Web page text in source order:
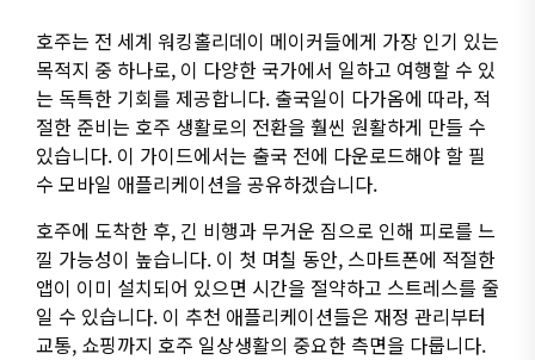
호주는 전 세계 워킹홀리데이 메이커들에게 가장 인기 있는
목적지 중 하나로, 이 다양한 국가에서 일하고 여행할 수 있
는 독특한 기회를 제공합니다. 출국일이 다가옴에 따라, 적
절한 준비는 호주 생활로의 전환을 훨씬 원활하게 만들 수
있습니다. 이 가이드에서는 출국 전에 다운로드해야 할 필
수 모바일 애플리케이션을 공유하겠습니다.
호주에 도착한 후, 긴 비행과 무거운 짐으로 인해 피로를 느
낄 가능성이 높습니다. 이 첫 며칠 동안, 스마트폰에 적절한
앱이 이미 설치되어 있으면 시간을 절약하고 스트레스를 줄
일 수 있습니다. 이 추천 애플리케이션들은 재정 관리부터
교통, 쇼핑까지 호주 일상생활의 중요한 측면을 다룹니다.